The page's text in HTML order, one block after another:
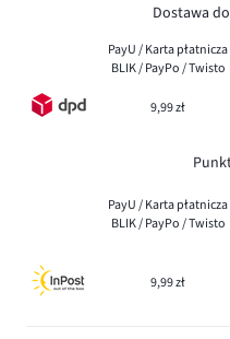
Dostawa
PayU / Karta płatnicza
BLIK / PayPo / Twisto
9,99 zł
PayU / Karta płatnicza
BLIK / PayPo / Twisto
9,99 zł